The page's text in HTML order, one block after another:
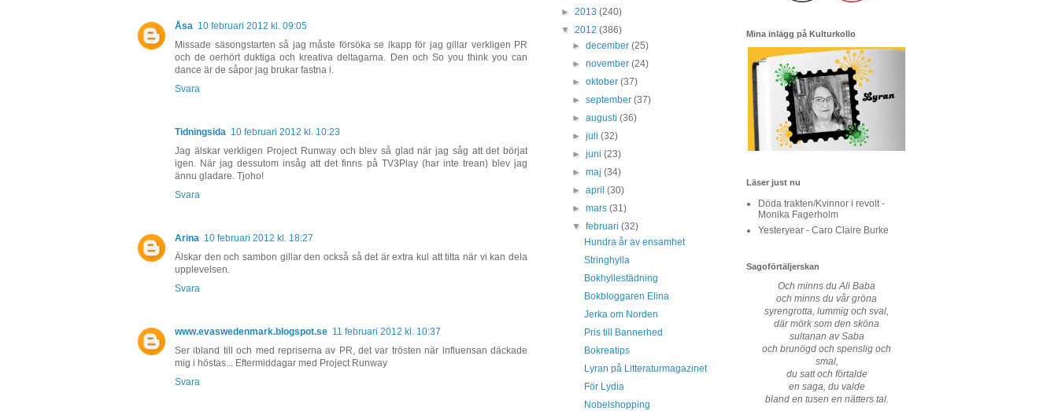
Åsa 10 februari 2012 kl. 09:05
Missade säsongstarten så jag måste försöka se ikapp för jag gillar verkligen PR
och de oerhört duktiga och kreativa deltagarna. Den och So you think you can
dance är de såpor jag brukar fastna i.
Svara
Tidningsida 10 februari 2012 kl. 10:23
Jag älskar verkligen Project Runway och blev så glad när jag såg att det börjat
igen. När jag dessutom insåg att det finns på TV3Play (har inte trean) blev jag
ännu gladare. Tjoho!
Svara
Arina 10 februari 2012 kl. 18:27
Älskar den och sambon gillar den också så det är extra kul att titta när vi kan dela
upplevelsen.
Svara
www.evaswedenmark.blogspot.se 11 februari 2012 kl. 10:37
Ser ibland till och med repriserna av PR, det var trösten när influensan däckade
mig i höstas... Eftermiddagar med Project Runway
Svara
► 2013 (240)
▼ 2012 (386)
►december(25)
►november(24)
►oktober(37)
►september(37)
►augusti(36)
►juli(32)
►juni(23)
►maj(34)
►april(30)
►mars(31)
▼februari(32)
Hundra år av ensamhet
Stringhylla
Bokhyllestädning
Bokbloggaren Elina
Jerka om Norden
Pris till Bannerhed
Bokreatips
Lyran på Litteraturmagazinet
För Lydia
Nobelshopping
Mina inlägg på Kulturkollo
Läser just nu
Döda trakten/Kvinnor i revolt -
Monika Fagerholm
Yesteryear - Caro Claire Burke
Sagoförtäljerskan
Och minns du Ali Baba
och minns du vår gröna
syrengrotta, lummig och sval,
där mörk som den sköna
sultanan av Saba
och brunögd och spenslig och
smal,
du satt och förtalde
en saga, du valde
bland en tusen en nätters tal.